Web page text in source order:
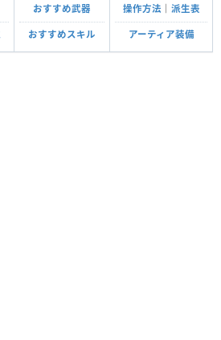
おすすめ武器
おすすめスキル
操作方法 派生表
アーティア装備